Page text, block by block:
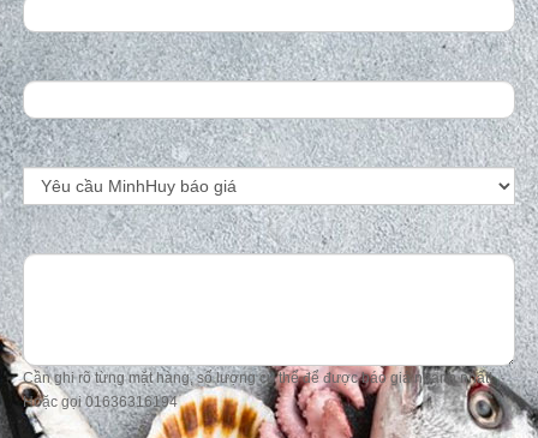
Cần ghi rõ từng mặt hàng, số lượng cụ thể để được báo giá nhanh nhất!
Hoặc gọi 01636316194